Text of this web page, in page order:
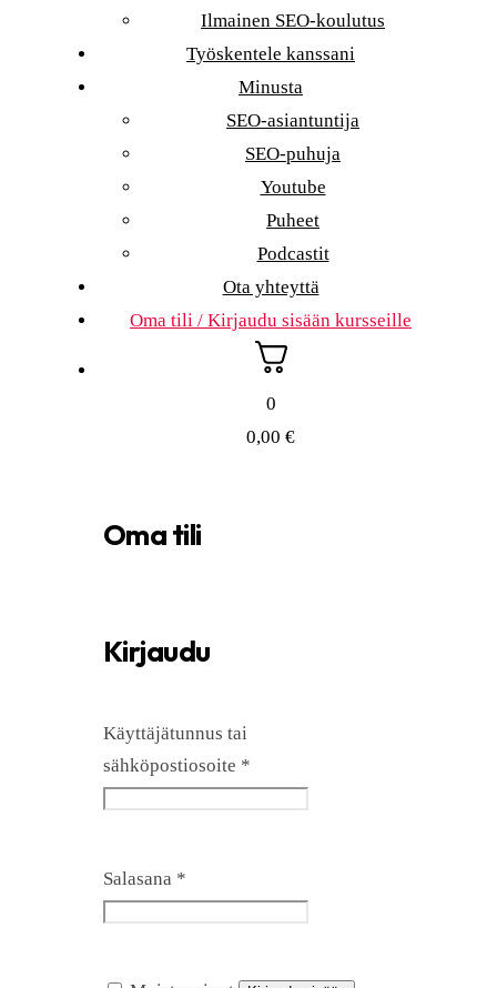
Ilmainen SEO-koulutus
Työskentele kanssani
Minusta
SEO-asiantuntija
SEO-puhuja
Youtube
Puheet
Podcastit
Ota yhteyttä
Oma tili / Kirjaudu sisään kursseille
0
0,00 €
Oma tili
Kirjaudu
Käyttäjätunnus tai
sähköpostiosoite *
Salasana *